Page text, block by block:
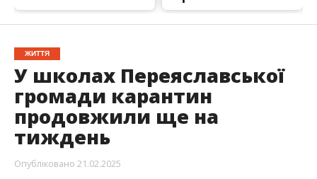
ЖИТТЯ
У школах Переяславської
громади карантин
продовжили ще на
тиждень
Опубліковано 21.02.2025